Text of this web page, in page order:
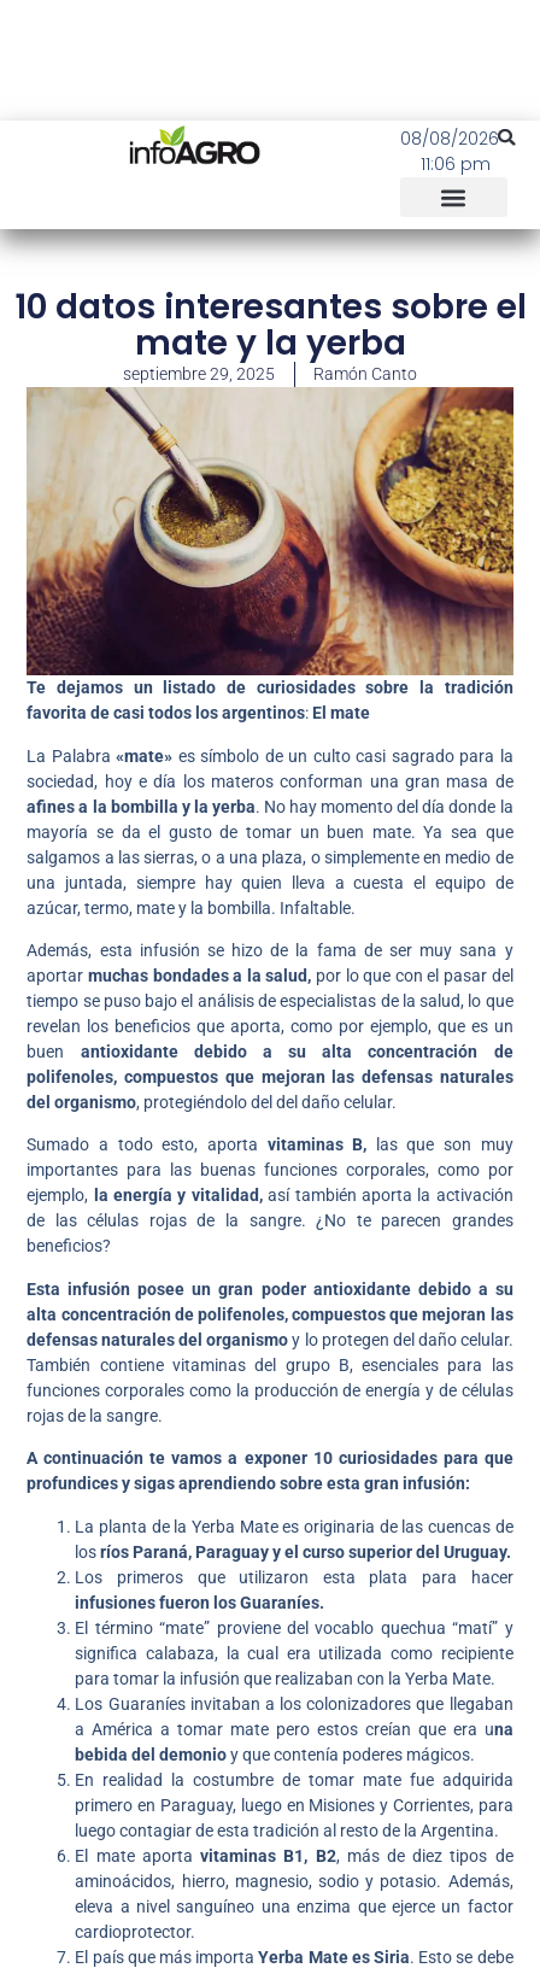
08/08/2026
11:06 pm
10 datos interesantes sobre el
mate y la yerba
septiembre 29, 2025 Ramón Canto
Te dejamos un listado de curiosidades sobre la tradición
favorita de casi todos los argentinos: El mate
La Palabra«mate» es símbolo de un culto casi sagrado para la
sociedad, hoy e día los materos conforman una gran masa de
afines a la bombilla y la yerba. No hay momento del día donde la
mayoría se da el gusto de tomar un buen mate. Ya sea que
salgamos a las sierras, o a una plaza, o simplemente en medio de
una juntada, siempre hay quien lleva a cuesta el equipo de
azúcar, termo, mate y la bombilla. Infaltable.
Además, esta infusión se hizo de la fama de ser muy sana y
aportar muchas bondades a la salud, por lo que con el pasar del
tiempo se puso bajo el análisis de especialistas de la salud, lo que
revelan los beneficios que aporta, como por ejemplo, que es un
buen antioxidante debido a su alta concentración de
polifenoles, compuestos que mejoran las defensas naturales
del organismo, protegiéndolo del del daño celular.
Sumado a todo esto, aporta vitaminas B,
las que son muy
importantes para las buenas funciones corporales, como por
ejemplo,
la energía y vitalidad,así también aporta la activación
de las células rojas de la sangre. ¿No te parecen grandes
beneficios?
Esta infusión posee un gran poder antioxidante debido a su
alta concentración de polifenoles, compuestos que mejoran las
defensas naturales del organismoy lo protegen del daño celular.
También contiene vitaminas del grupo B, esenciales para las
funciones corporales como la producción de energía y de células
rojas de la sangre.
A continuación te vamos a exponer 10 curiosidades para que
profundices y sigas aprendiendo sobre esta gran infusión:
La planta de la Yerba Mate es originaria de las cuencas de
losríos Paraná, Paraguay y el curso superior del Uruguay.
Los primeros que utilizaron esta plata para hacer
infusiones fueron los Guaraníes.
El término “mate” proviene del vocablo quechua “matí” y
significa calabaza, la cual era utilizada como recipiente
para tomar la infusión que realizaban con la Yerba Mate.
Los Guaraníes invitaban a los colonizadores que llegaban
a América a tomar mate pero estos creían que era una
bebida del demonioy que contenía poderes mágicos.
En realidad la costumbre de tomar mate fue adquirida
primero en Paraguay, luego en Misiones y Corrientes, para
luego contagiar de esta tradición al resto de la Argentina.
El mate aportavitaminas B1, B2, más de diez tipos de
aminoácidos, hierro, magnesio, sodio y potasio. Además,
eleva a nivel sanguíneo una enzima que ejerce un factor
cardioprotector.
El país que más importa Yerba Mate es Siria. Esto se debe